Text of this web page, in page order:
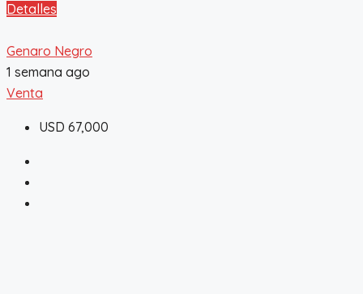
Detalles
Genaro Negro
1 semana ago
Venta
USD 67,000